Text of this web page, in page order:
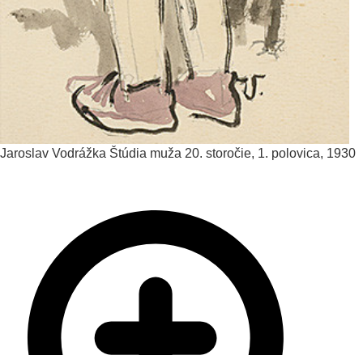
Jaroslav Vodrážka Štúdia muža 20. storočie, 1. polovica, 1930